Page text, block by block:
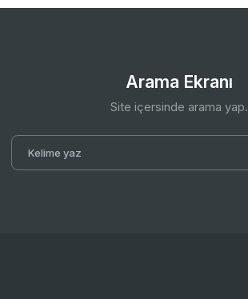
Arama Ekranı
Site içersinde arama yap.